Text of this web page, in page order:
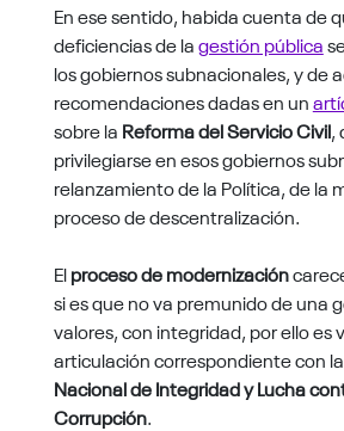
En ese sentido, habida cuenta de
deficiencias de lagestión pública
los gobiernos subnacionales, y de
recomendaciones dadas en un
sobre la Reforma del Servicio Civil,
privilegiarse en esos gobiernos
relanzamiento de la Política, de la
proceso de descentralización.
Elproceso de modernización
si es que no va premunido de una
valores, con integridad, por ello es
articulación correspondiente con la
Nacional de Integridad y Lucha
Corrupción.